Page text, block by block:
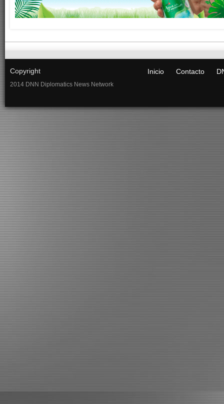
Copyright
2014 DNN Diplomatics News Network
Inicio Contacto